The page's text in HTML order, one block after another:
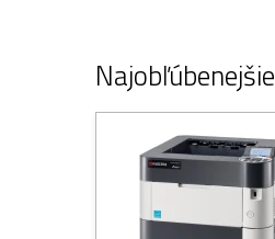
Najobľúbenejšie